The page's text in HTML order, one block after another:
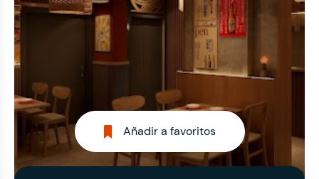
Añadir a favoritos